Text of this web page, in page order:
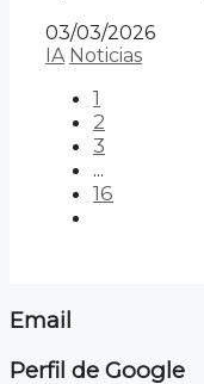
03/03/2026
IA Noticias
1
2
3
...
16
Email
Perfil de Google